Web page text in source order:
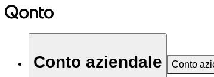
Conto aziendale Conto